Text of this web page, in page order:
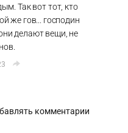
Так вот тот, кто
же гов... господин
делают вещи, не
комментарии